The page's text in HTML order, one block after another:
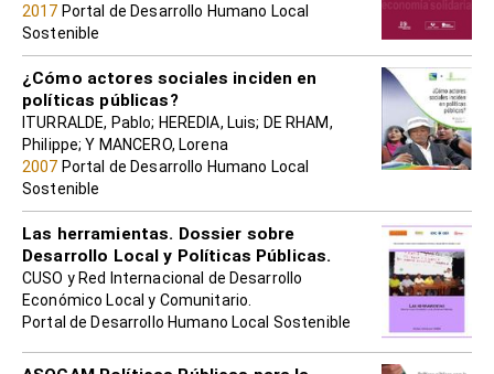
2017 Portal de Desarrollo Humano Local
Sostenible
¿Cómo actores sociales inciden en
políticas públicas?
ITURRALDE, Pablo; HEREDIA, Luis; DE RHAM,
Philippe; Y MANCERO, Lorena
2007 Portal de Desarrollo Humano Local
Sostenible
Las herramientas. Dossier sobre
Desarrollo Local y Políticas Públicas.
CUSO y Red Internacional de Desarrollo
Económico Local y Comunitario.
Portal de Desarrollo Humano Local Sostenible